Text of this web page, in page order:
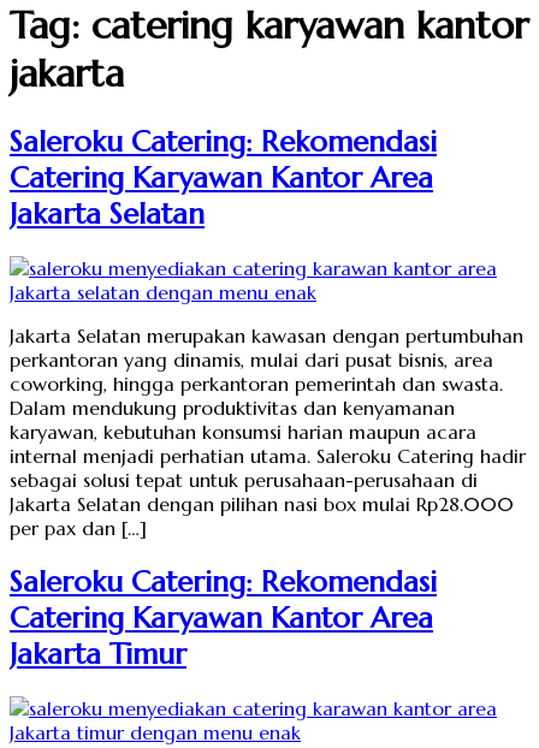
Tag: catering karyawan kantor
jakarta
Saleroku Catering: Rekomendasi
Catering Karyawan Kantor Area
Jakarta Selatan
Jakarta Selatan merupakan kawasan dengan pertumbuhan
perkantoran yang dinamis, mulai dari pusat bisnis, area
coworking, hingga perkantoran pemerintah dan swasta.
Dalam mendukung produktivitas dan kenyamanan
karyawan, kebutuhan konsumsi harian maupun acara
internal menjadi perhatian utama. Saleroku Catering hadir
sebagai solusi tepat untuk perusahaan-perusahaan di
Jakarta Selatan dengan pilihan nasi box mulai Rp28.000
per pax dan […]
Saleroku Catering: Rekomendasi
Catering Karyawan Kantor Area
Jakarta Timur